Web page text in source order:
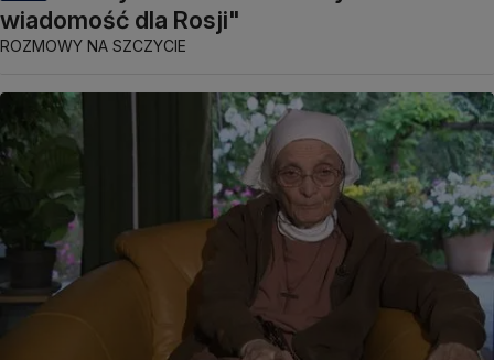
wiadomość dla Rosji"
ROZMOWY NA SZCZYCIE